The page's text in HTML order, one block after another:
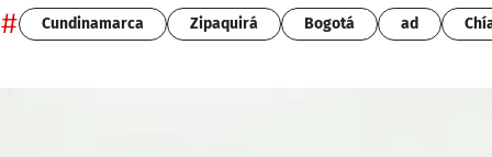
# Cundinamarca Zipaquirá Bogotá ad